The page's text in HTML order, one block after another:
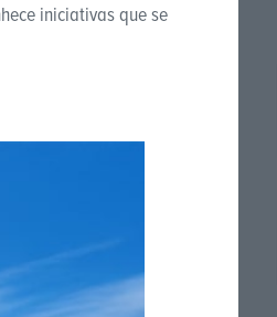
iniciativas que se